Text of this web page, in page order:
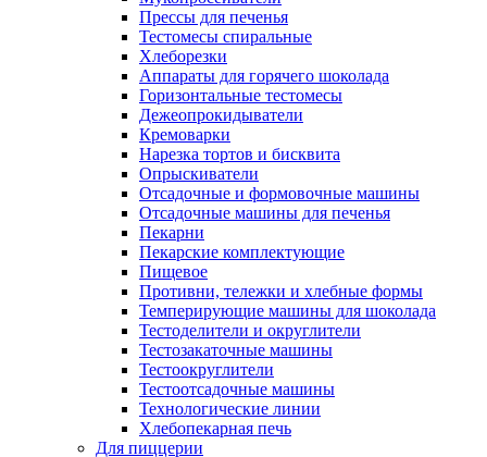
Прессы для печенья
Тестомесы спиральные
Хлеборезки
Аппараты для горячего шоколада
Горизонтальные тестомесы
Дежеопрокидыватели
Кремоварки
Нарезка тортов и бисквита
Опрыскиватели
Отсадочные и формовочные машины
Отсадочные машины для печенья
Пекарни
Пекарские комплектующие
Пищевое
Противни, тележки и хлебные формы
Темперирующие машины для шоколада
Тестоделители и округлители
Тестозакаточные машины
Тестоокруглители
Тестоотсадочные машины
Технологические линии
Хлебопекарная печь
Для пиццерии